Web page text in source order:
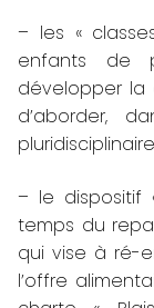
– les «
enfants de
développer la
d’aborder,
– le dispositif
temps du
qui vise à ré-
l’offre